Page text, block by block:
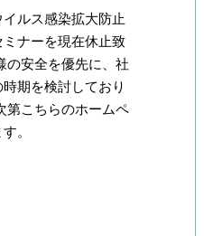
ルス感染拡大防止
ナーを現在休止致
の安全を優先に、社
期を検討しており
第こちらのホームペ
。